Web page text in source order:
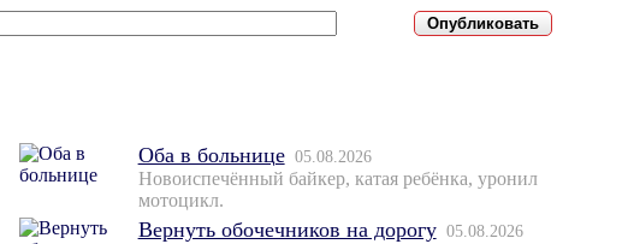
Оба в больнице 05.08.2026
Новоиспечённый байкер, катая ребёнка, уронил
мотоцикл.
Вернуть обочечников на дорогу 05.08.2026